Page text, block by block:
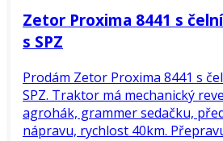
Zetor Proxima 8441 s
s SPZ
Prodám Zetor Proxima 8441 s
SPZ. Traktor má mechanický
agrohák, grammer sedačku,
nápravu, rychlost 40km.